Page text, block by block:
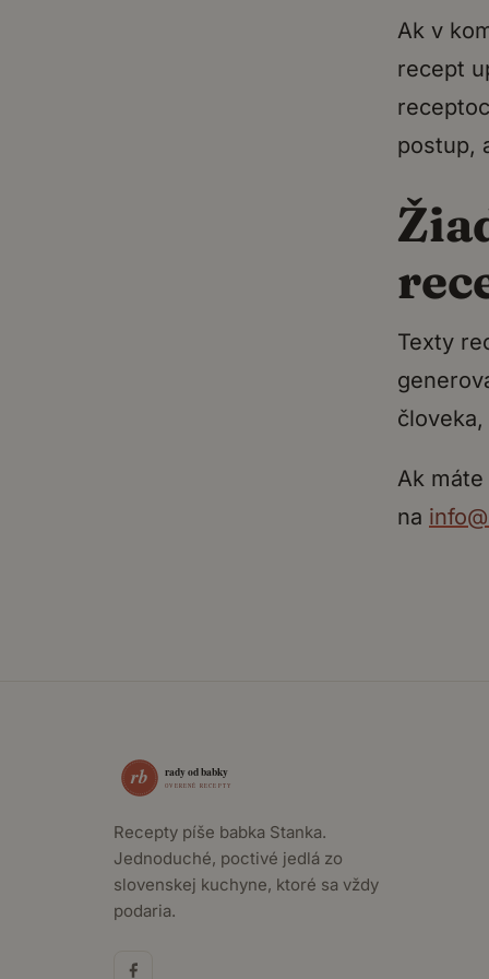
Ak v
recept
postup,
Texty
Ak
na
Recepty píše babka Stanka.
Jednoduché, poctivé jedlá zo
slovenskej kuchyne, ktoré sa vždy
podaria.